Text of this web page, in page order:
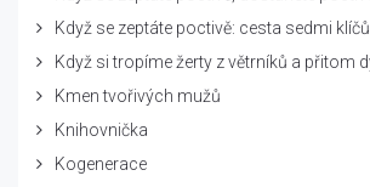
Když se zeptáte poctivě: cesta sedmi klíčů
Když si tropíme žerty z větrníků a přitom
Kmen tvořivých mužů
Knihovnička
Kogenerace